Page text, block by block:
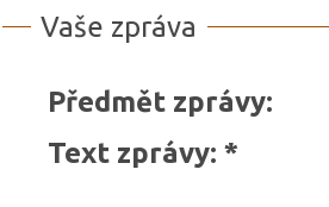
Vaše zpráva
Předmět zprávy:
Text zprávy: *